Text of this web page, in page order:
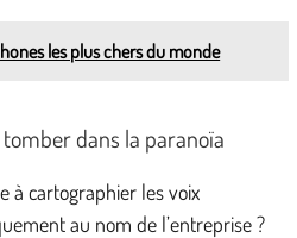
les plus chers du monde
dans la paranoïa
à cartographier les voix
au nom de l’entreprise ?